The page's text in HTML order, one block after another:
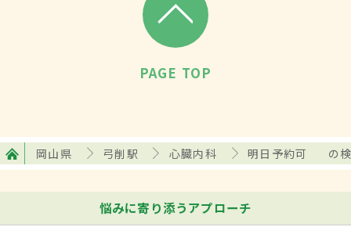
PAGE TOP
岡山県 弓削駅 心臓内科 明日予約可 の
悩みに寄り添うアプローチ